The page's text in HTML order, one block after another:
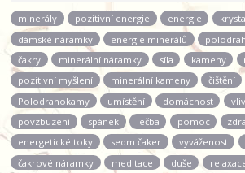
minerály pozitivní energie energie
dámské náramky
energie minerálů
čakry
minerální náramky síla kameny
pozitivní myšlení
minerální kameny čištění
Polodrahokamy
umístění domácnost vliv
povzbuzení
spánek léčba pomoc
energetické toky
sedm čaker vyváženost
čakrové náramky
meditace duše